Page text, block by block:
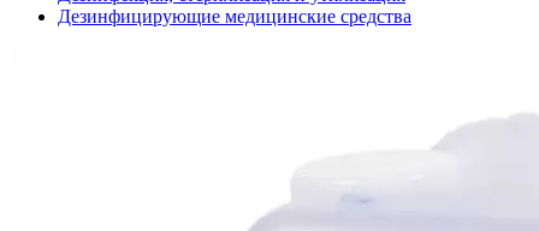
Дезинфицирующие медицинские средства